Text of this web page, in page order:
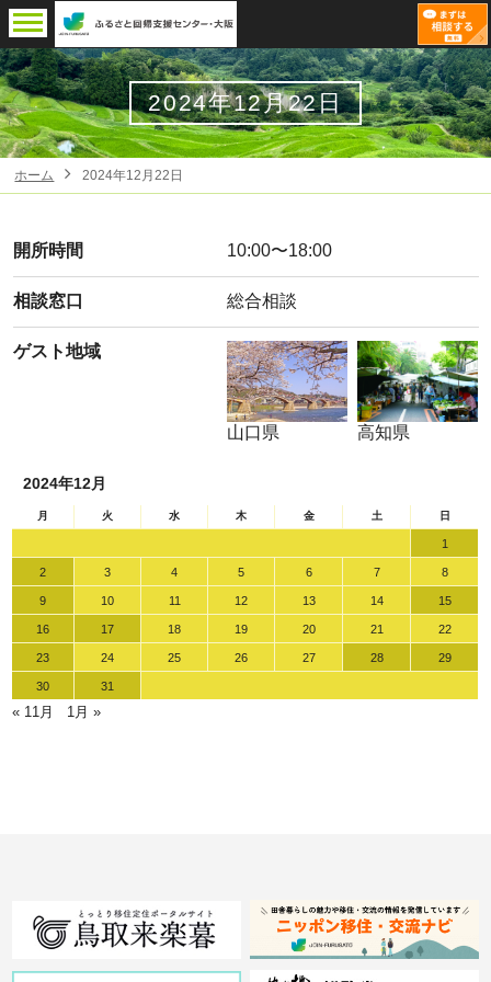
2024年12月22日
ホーム 2024年12月22日
開所時間 10:00〜18:00
相談窓口 総合相談
ゲスト地域
山口県 高知県
2024年12月
月 火 水 木 金 土 日
1
2 3 4 5 6 7 8
9 10 11 12 13 14 15
16 17 18 19 20 21 22
23 24 25 26 27 28 29
30 31
« 11月 1月 »